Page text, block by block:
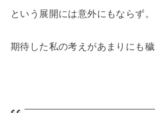
という展開には意外にもならず。
期待した私の考えがあまりにも